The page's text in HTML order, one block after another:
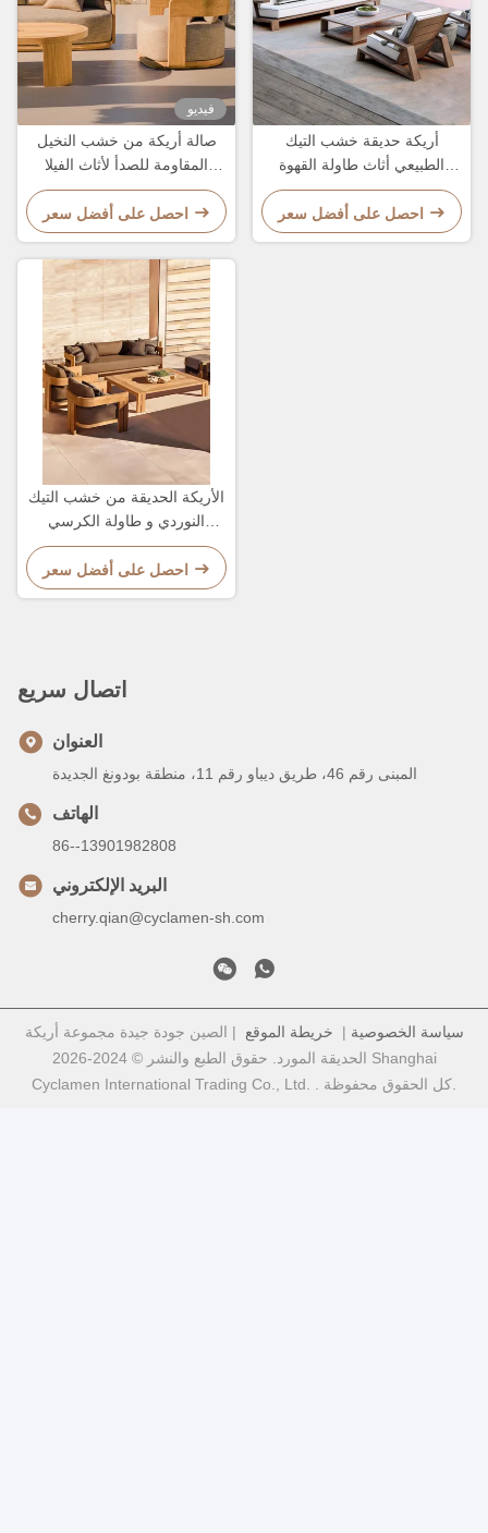
فيديو
صالة أريكة من خشب النخيل
المقاومة للصدأ لأثاث الفيلا
الخارجية
احصل على أفضل سعر
أريكة حديقة خشب التيك
الطبيعي أثاث طاولة القهوة
الطويلة
احصل على أفضل سعر
الأريكة الحديقة من خشب التيك
النوردي و طاولة الكرسي
الترفيهي المجموعة الأثاث
الخارجية
احصل على أفضل سعر
اتصال سريع
العنوان
المبنى رقم 46، طريق ديباو رقم 11، منطقة بودونغ الجديدة
الهاتف
86--13901982808
البريد الإلكتروني
cherry.qian@cyclamen-sh.com
سياسة الخصوصية | خريطة الموقع | الصين جودة جيدة مجموعة أريكة
الحديقة المورد. حقوق الطبع والنشر © 2024-2026 Shanghai